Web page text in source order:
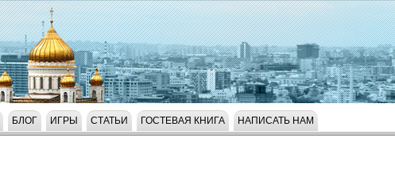
БЛОГ ИГРЫ СТАТЬИ ГОСТЕВАЯ КНИГА НАПИСАТЬ НАМ